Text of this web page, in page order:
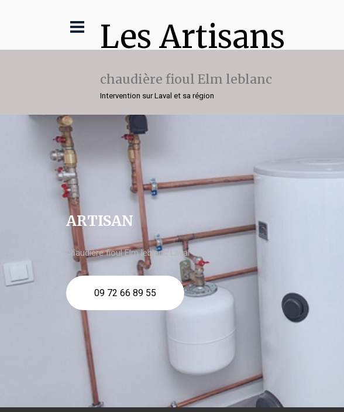
Les Artisans
chaudière fioul Elm leblanc
Intervention sur Laval et sa région
ARTISAN
chaudière fioul Elm leblanc Laval
09 72 66 89 55